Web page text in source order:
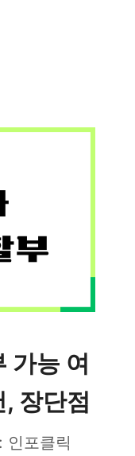
가능 여
장단점
인포클릭